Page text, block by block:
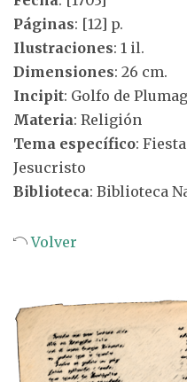
Páginas: [12] p.
Ilustraciones: 1 il.
Dimensiones: 26 cm.
Incipit: Golfo de
Materia: Religión
Tema específico:
Jesucristo
Biblioteca: Biblioteca
Volver